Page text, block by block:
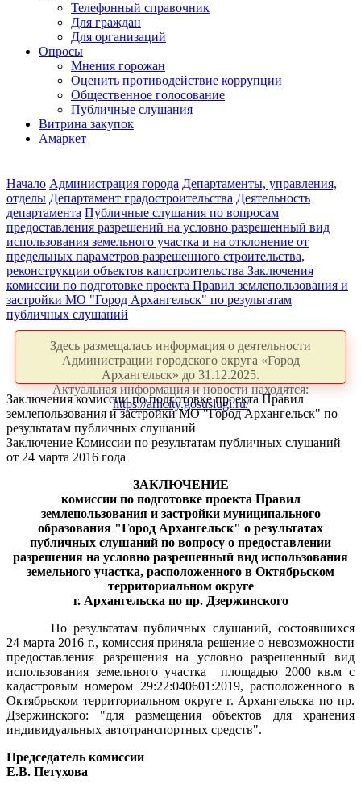
Телефонный справочник
Для граждан
Для организаций
Опросы
Мнения горожан
Оценить противодействие коррупции
Общественное голосование
Публичные слушания
Витрина закупок
Амаркет
Начало Администрация города Департаменты, управления,
отделы Департамент градостроительства Деятельность
департамента Публичные слушания по вопросам
предоставления разрешений на условно разрешенный вид
использования земельного участка и на отклонение от
предельных параметров разрешенного строительства,
реконструкции объектов капстроительства Заключения
комиссии по подготовке проекта Правил землепользования и
застройки МО "Город Архангельск" по результатам
публичных слушаний
Здесь размещалась информация о деятельности
Администрации городского округа «Город
Архангельск» до 31.12.2025.
Актуальная информация и новости находятся:
https://arhcity.gosuslugi.ru/
Заключения комиссии по подготовке проекта Правил
землепользования и застройки МО "Город Архангельск" по
результатам публичных слушаний
Заключение Комиссии по результатам публичных слушаний
от 24 марта 2016 года
ЗАКЛЮЧЕНИЕ
комиссии по подготовке проекта Правил
землепользования и застройки муниципального
образования "Город Архангельск" о результатах
публичных слушаний по вопросу о предоставлении
разрешения на условно разрешенный вид использования
земельного участка, расположенного в Октябрьском
территориальном округе
г. Архангельска по пр. Дзержинского
По результатам публичных слушаний, состоявшихся
24 марта 2016 г., комиссия приняла решение о невозможности
предоставления разрешения на условно разрешенный вид
использования земельного участка
площадью 2000 кв.м с
кадастровым номером 29:22:040601:2019, расположенного в
Октябрьском территориальном округе г. Архангельска по пр.
Дзержинского: "для размещения объектов для хранения
индивидуальных автотранспортных средств".
Председатель комиссии
Е.В. Петухова